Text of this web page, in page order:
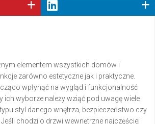
elementem wszystkich domów i
zarówno estetyczne jak i praktyczne.
wpłynąć na wygląd i funkcjonalność
ich wyborze należy wziąć pod uwagę wiele
styl danego wnętrza, bezpieczeństwo czy
chodzi o drzwi wewnętrzne najczęściej